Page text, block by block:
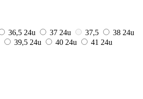
36,5 24u 37 24u 37,5 38 24u
39,5 24u 40 24u 41 24u